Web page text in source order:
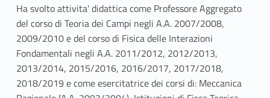
Ha svolto attivita' didattica come Professore Aggregato
del corso di Teoria dei Campi negli A.A. 2007/2008,
2009/2010 e del corso di Fisica delle Interazioni
Fondamentali negli A.A. 2011/2012, 2012/2013,
2013/2014, 2015/2016, 2016/2017, 2017/2018,
2018/2019 e come esercitatrice dei corsi di: Meccanica